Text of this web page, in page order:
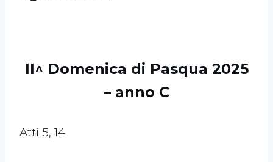
II^ Domenica di Pasqua 2025
– anno C
Atti 5, 14